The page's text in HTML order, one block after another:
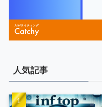
人気記事